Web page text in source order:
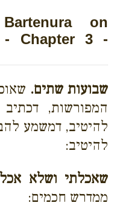
on
- Chapter 3 -
שבועות שתים.
המפורשות,
להיטיב, דמשמע
להיטיב:
שאכלתי ושלא
ממדרש חכמים: